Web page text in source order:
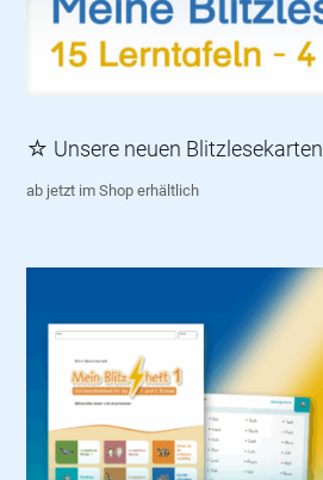
☆ Unsere neuen Blitzlesekarten
ab jetzt im Shop erhältlich